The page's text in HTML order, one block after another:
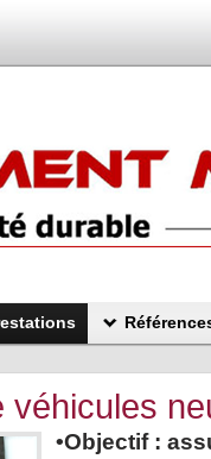
véhicules
•Objectif :